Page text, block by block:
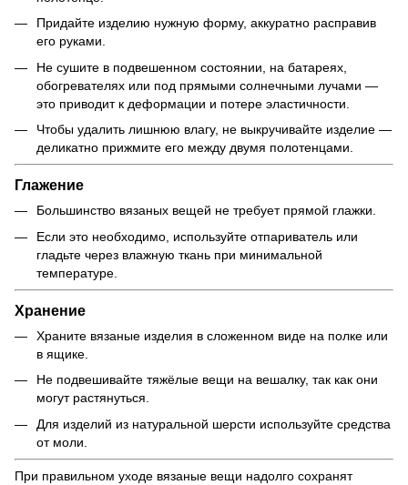
Придайте изделию нужную форму, аккуратно расправив
его руками.
Не сушите в подвешенном состоянии, на батареях,
обогревателях или под прямыми солнечными лучами —
это приводит к деформации и потере эластичности.
Чтобы удалить лишнюю влагу, не выкручивайте изделие —
деликатно прижмите его между двумя полотенцами.
Глажение
Большинство вязаных вещей не требует прямой глажки.
Если это необходимо, используйте отпариватель или
гладьте через влажную ткань при минимальной
температуре.
Хранение
Храните вязаные изделия в сложенном виде на полке или
в ящике.
Не подвешивайте тяжёлые вещи на вешалку, так как они
могут растянуться.
Для изделий из натуральной шерсти используйте средства
от моли.
При правильном уходе вязаные вещи надолго сохранят